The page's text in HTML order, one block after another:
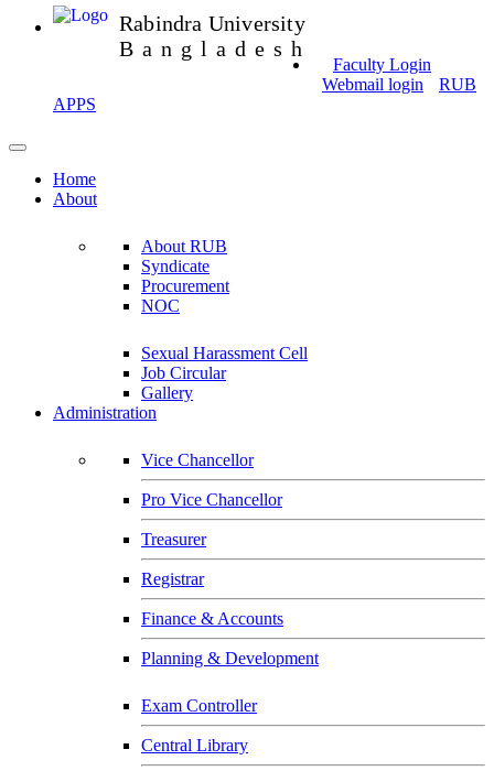
Rabindra University
Bangladesh
Faculty Login
Webmail login
RUB
APPS
Home
About
About RUB
Syndicate
Procurement
NOC
Sexual Harassment Cell
Job Circular
Gallery
Administration
Vice Chancellor
Pro Vice Chancellor
Treasurer
Registrar
Finance & Accounts
Planning & Development
Exam Controller
Central Library